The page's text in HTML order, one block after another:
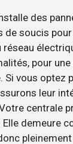
des
de soucis
pour
Si vous optez
leur
centrale
demeure